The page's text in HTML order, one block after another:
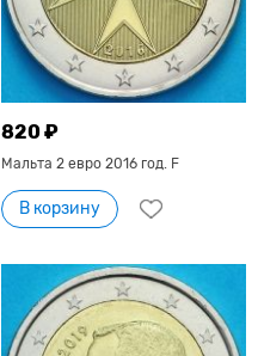
820 ₽
Мальта 2 евро 2016 год. F
В корзину